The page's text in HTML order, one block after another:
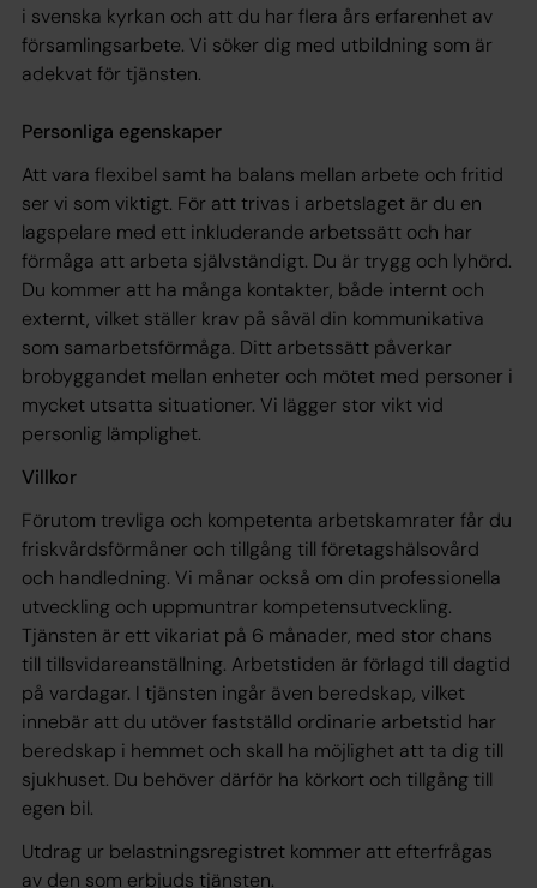
i svenska kyrkan och att du har flera års erfarenhet av
församlingsarbete. Vi söker dig med utbildning som är
adekvat för tjänsten.
Personliga egenskaper
Att vara flexibel samt ha balans mellan arbete och fritid
ser vi som viktigt. För att trivas i arbetslaget är du en
lagspelare med ett inkluderande arbetssätt och har
förmåga att arbeta självständigt. Du är trygg och lyhörd.
Du kommer att ha många kontakter, både internt och
externt, vilket ställer krav på såväl din kommunikativa
som samarbetsförmåga. Ditt arbetssätt påverkar
brobyggandet mellan enheter och mötet med personer i
mycket utsatta situationer. Vi lägger stor vikt vid
personlig lämplighet.
Villkor
Förutom trevliga och kompetenta arbetskamrater får du
friskvårdsförmåner och tillgång till företagshälsovård
och handledning. Vi månar också om din professionella
utveckling och uppmuntrar kompetensutveckling.
Tjänsten är ett vikariat på 6 månader, med stor chans
till tillsvidareanställning. Arbetstiden är förlagd till dagtid
på vardagar. I tjänsten ingår även beredskap, vilket
innebär att du utöver fastställd ordinarie arbetstid har
beredskap i hemmet och skall ha möjlighet att ta dig till
sjukhuset. Du behöver därför ha körkort och tillgång till
egen bil.
Utdrag ur belastningsregistret kommer att efterfrågas
av den som erbjuds tjänsten.